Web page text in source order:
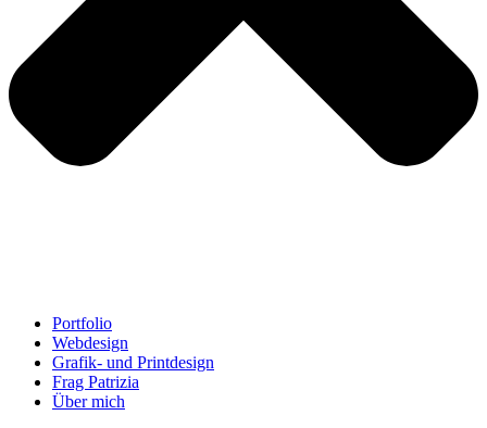
Portfolio
Webdesign
Grafik- und Printdesign
Frag Patrizia
Über mich